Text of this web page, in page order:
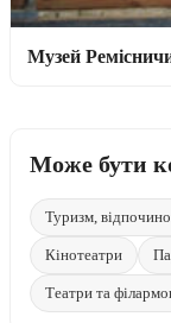
Музей
Може бути
Туризм,
Кінотеатри
Театри та